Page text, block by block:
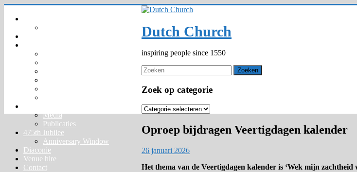
naar
Media
Publicaties
475th Jubilee
Anniversary Window
Diaconie
Venue hire
Contact
Dutch Church
inspiring people since 1550
Zoek op categorie
Zoek
categorie
Oproep bijdragen Veertigdagen kalender
26 januari 2026
Het thema van de Veertigdagen kalender is ‘Wek mijn zachtheid